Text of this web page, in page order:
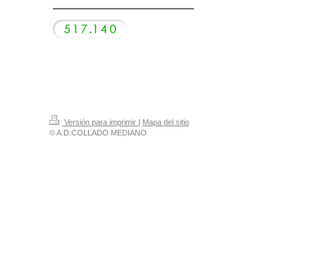
Versión para imprimir | Mapa del sitio
© A.D.COLLADO MEDIANO